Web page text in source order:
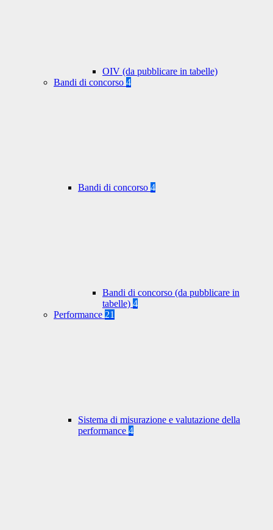
OIV (da pubblicare in tabelle)
Bandi di concorso 4
Bandi di concorso 4
Bandi di concorso (da pubblicare in
tabelle) 4
Performance 21
Sistema di misurazione e valutazione della
performance 4